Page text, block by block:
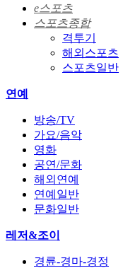
e스포츠
스포츠종합
격투기
해외스포츠
스포츠일반
연예
방송/TV
가요/음악
영화
공연/문화
해외연예
연예일반
문화일반
레저&조이
경륜-경마-경정